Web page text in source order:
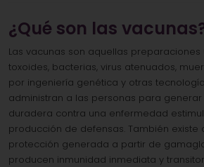
¿Qué son las
Las vacunas son aquellas
toxoides, bacterias, virus atenuados,
por ingeniería genética y otras
administran a las personas para
duradera contra una enfermedad
producción de defensas. También existe
protección generada a partir de
producen inmunidad inmediata y